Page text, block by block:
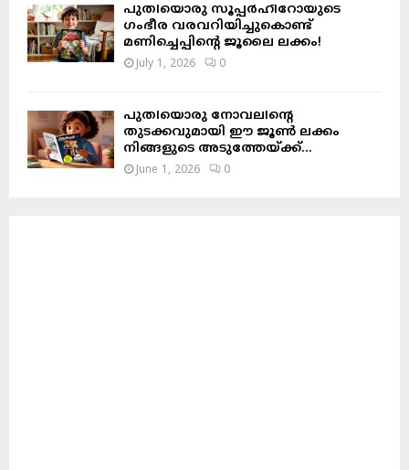
പുതിയൊരു സൂപ്പർഹീറോയുടെ
ഗംഭീര വരവറിയിച്ചുകൊണ്ട്
മണിച്ചെപ്പിന്റെ ജൂലൈ ലക്കം!
July 1, 2026 0
പുതിയൊരു നോവലിന്റെ
തുടക്കവുമായി ഈ ജൂൺ ലക്കം
നിങ്ങളുടെ അടുത്തേയ്ക്ക്…
June 1, 2026 0